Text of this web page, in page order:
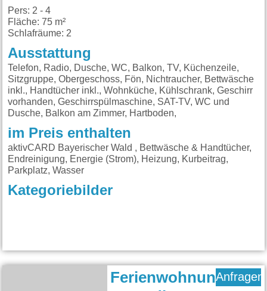
Pers: 2 - 4
Fläche: 75 m²
Schlafräume: 2
Ausstattung
Telefon, Radio, Dusche, WC, Balkon, TV, Küchenzeile,
Sitzgruppe, Obergeschoss, Fön, Nichtraucher, Bettwäsche
inkl., Handtücher inkl., Wohnküche, Kühlschrank, Geschirr
vorhanden, Geschirrspülmaschine, SAT-TV, WC und
Dusche, Balkon am Zimmer, Hartboden,
im Preis enthalten
aktivCARD Bayerischer Wald , Bettwäsche & Handtücher,
Endreinigung, Energie (Strom), Heizung, Kurbeitrag,
Parkplatz, Wasser
Kategoriebilder
FerienwohnungAnfragen